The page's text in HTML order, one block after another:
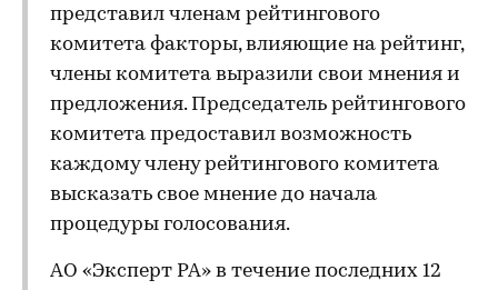
представил членам рейтингового
комитета факторы, влияющие на рейтинг,
члены комитета выразили свои мнения и
предложения. Председатель рейтингового
комитета предоставил возможность
каждому члену рейтингового комитета
высказать свое мнение до начала
процедуры голосования.
АО «Эксперт РА» в течение последних 12